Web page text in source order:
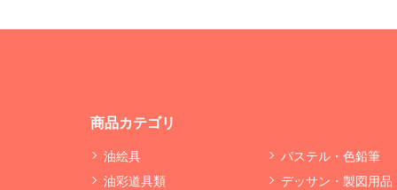
商品カテゴリ
油絵具
油彩道具類
パステル・色鉛筆
デッサン・製図用品